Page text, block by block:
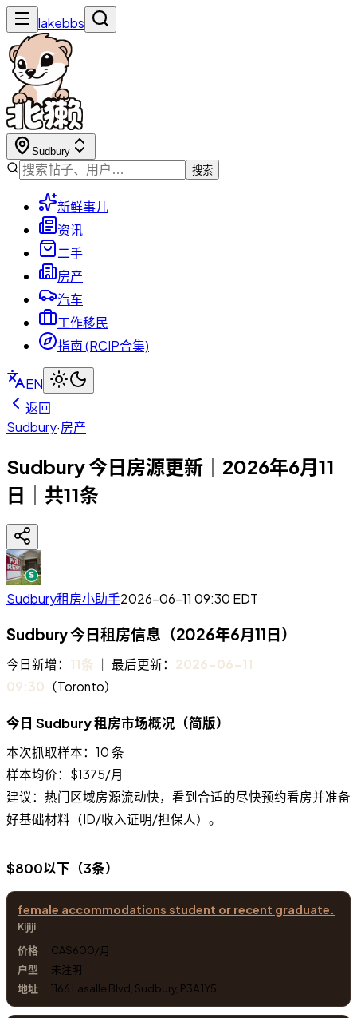
lakebbs
Sudbury
搜索
新鲜事儿
资讯
二手
房产
汽车
工作移民
指南 (RCIP合集)
EN
返回
Sudbury·房产
Sudbury 今日房源更新｜2026年6月11
日｜共11条
Sudbury租房小助手2026-06-11 09:30 EDT
Sudbury 今日租房信息（2026年6月11日）
今日新增： 11条 ｜ 最后更新： 2026-06-11
09:30 （Toronto）
今日 Sudbury 租房市场概况（简版）
本次抓取样本：10 条
样本均价：$1375/月
建议：热门区域房源流动快，看到合适的尽快预约看房并准备
好基础材料（ID/收入证明/担保人）。
$800以下（3条）
female accommodations student or recent graduate.
Kijiji
CA$600/月
未注明
1166 Lasalle Blvd, Sudbury, P3A 1Y5